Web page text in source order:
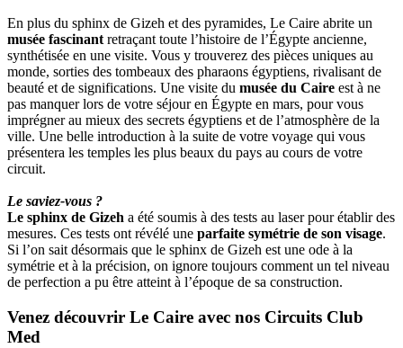
En plus du sphinx de Gizeh et des pyramides, Le Caire abrite un
musée fascinant retraçant toute l’histoire de l’Égypte ancienne,
synthétisée en une visite. Vous y trouverez des pièces uniques au
monde, sorties des tombeaux des pharaons égyptiens, rivalisant de
beauté et de significations. Une visite du musée du Caire est à ne
pas manquer lors de votre séjour en Égypte en mars, pour vous
imprégner au mieux des secrets égyptiens et de l’atmosphère de la
ville. Une belle introduction à la suite de votre voyage qui vous
présentera les temples les plus beaux du pays au cours de votre
circuit.
Le saviez-vous ?
Le sphinx de Gizeh a été soumis à des tests au laser pour établir des
mesures. Ces tests ont révélé une parfaite symétrie de son visage.
Si l’on sait désormais que le sphinx de Gizeh est une ode à la
symétrie et à la précision, on ignore toujours comment un tel niveau
de perfection a pu être atteint à l’époque de sa construction.
Venez découvrir Le Caire avec nos Circuits Club
Med